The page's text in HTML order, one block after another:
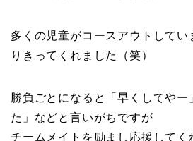
多くの児童がコースアウトしてい
りきってくれました（笑）
勝負ごとになると「早くしてや
た」などと言いがちですが
チームメイトを励まし応援してく